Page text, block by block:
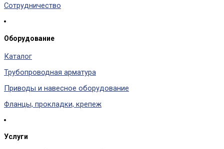
Сотрудничество
Оборудование
Каталог
Трубопроводная арматура
Приводы и навесное оборудование
Фланцы, прокладки, крепеж
Услуги